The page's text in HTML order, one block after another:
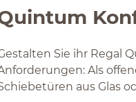
Sie ihr Regal
Als
aus Glas